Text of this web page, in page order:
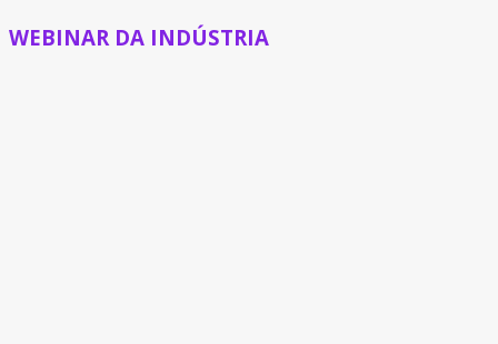
WEBINAR DA INDÚSTRIA